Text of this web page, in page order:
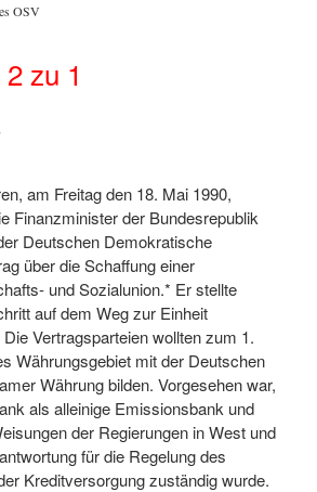
OSV
zu 1
am Freitag den 18. Mai 1990,
Finanzminister der Bundesrepublik
Deutschen Demokratische
über die Schaffung einer
und Sozialunion.* Er stellte
auf dem Weg zur Einheit
Vertragsparteien wollten zum 1.
Währungsgebiet mit der Deutschen
Währung bilden. Vorgesehen war,
als alleinige Emissionsbank und
der Regierungen in West und
für die Regelung des
Kreditversorgung zuständig wurde.